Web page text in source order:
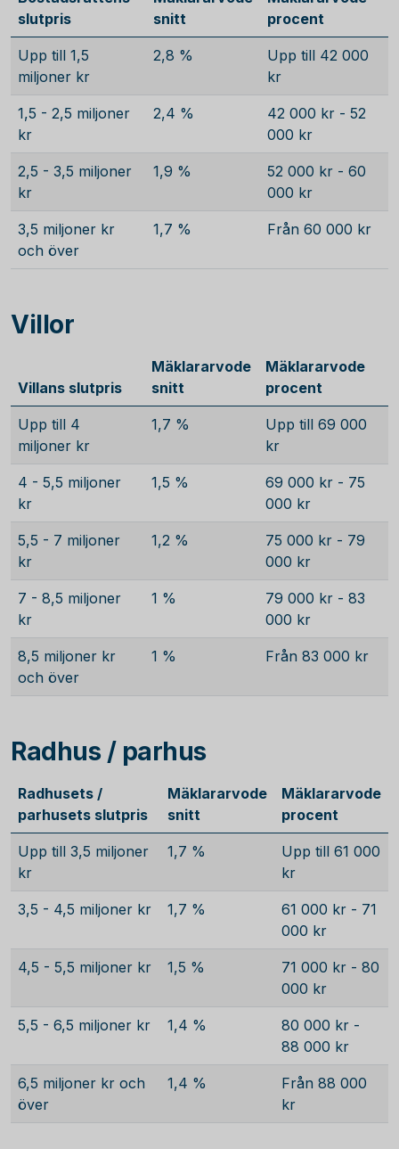
slutpris
snitt
procent
Upp till 1,5
miljoner kr
2,8 %
Upp till 42 000
kr
1,5 - 2,5 miljoner
kr
2,4 %
42 000 kr - 52
000 kr
2,5 - 3,5 miljoner
kr
1,9 %
52 000 kr - 60
000 kr
3,5 miljoner kr
och över
1,7 % Från 60 000 kr
Villor
Villans slutpris
Mäklararvode
snitt
Mäklararvode
procent
Upp till 4
miljoner kr
1,7 %
Upp till 69 000
kr
4 - 5,5 miljoner
kr
1,5 %
69 000 kr - 75
000 kr
5,5 - 7 miljoner
kr
1,2 %
75 000 kr - 79
000 kr
7 - 8,5 miljoner
kr
1 %
79 000 kr - 83
000 kr
8,5 miljoner kr
och över
1 % Från 83 000 kr
Radhus / parhus
Radhusets /
parhusets slutpris
Mäklararvode
snitt
Mäklararvode
procent
Upp till 3,5 miljoner
kr
1,7 %
Upp till 61 000
kr
3,5 - 4,5 miljoner kr 1,7 %
61 000 kr - 71
000 kr
4,5 - 5,5 miljoner kr 1,5 %
71 000 kr - 80
000 kr
5,5 - 6,5 miljoner kr 1,4 %
80 000 kr -
88 000 kr
6,5 miljoner kr och
över
1,4 %
Från 88 000
kr